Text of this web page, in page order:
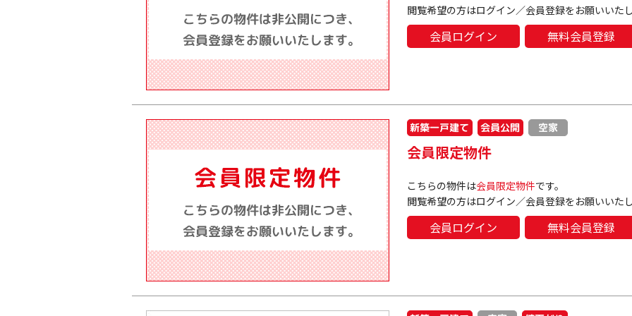
閲覧希望の方はログイン／会員登録をお願いいたし
会員ログイン 無料会員登録
新築一戸建て 会員公開 空家
会員限定物件
こちらの物件は会員限定物件です。
閲覧希望の方はログイン／会員登録をお願いいたし
会員ログイン 無料会員登録